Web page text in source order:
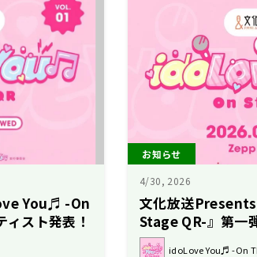
You♬ -On
スト発表！
お知らせ
4/30, 2026
文化放送
Stage QR-』第一
表！
idoLove You♬ -On